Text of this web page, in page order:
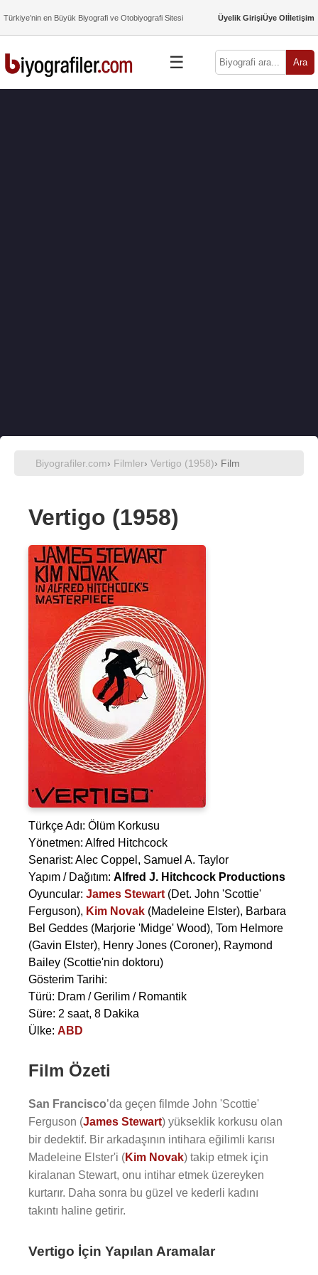
Türkiye’nin en Büyük Biyografi ve Otobiyografi Sitesi Üyelik GirişiÜye Olİletişim
☰ Ara
Biyografiler.com› Filmler› Vertigo (1958)› Film
Vertigo (1958)
Türkçe Adı: Ölüm Korkusu
Yönetmen: Alfred Hitchcock
Senarist: Alec Coppel , Samuel A. Taylor
Yapım / Dağıtım: Alfred J. Hitchcock Productions
Oyuncular: James Stewart (Det. John 'Scottie'
Ferguson), Kim Novak (Madeleine Elster), Barbara
Bel Geddes (Marjorie 'Midge' Wood), Tom Helmore
(Gavin Elster), Henry Jones (Coroner), Raymond
Bailey (Scottie'nin doktoru)
Gösterim Tarihi:
Türü: Dram / Gerilim / Romantik
Süre: 2 saat, 8 Dakika
Ülke: ABD
Film Özeti
San Francisco’da geçen filmde John 'Scottie'
Ferguson (James Stewart) yükseklik korkusu olan
bir dedektif. Bir arkadaşının intihara eğilimli karısı
Madeleine Elster'i (Kim Novak) takip etmek için
kiralanan Stewart, onu intihar etmek üzereyken
kurtarır. Daha sonra bu güzel ve kederli kadını
takıntı haline getirir.
Vertigo İçin Yapılan Aramalar